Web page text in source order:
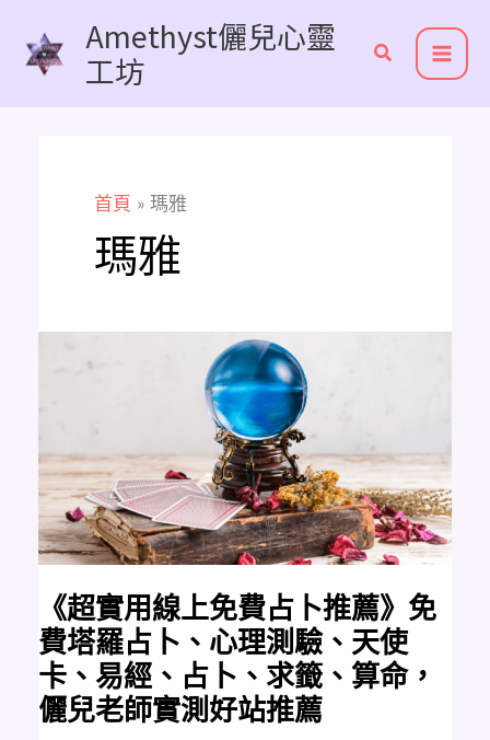
Amethyst儷兒心靈
工坊
首頁 瑪雅
瑪雅
《超實用線上免費占卜推薦》免
費塔羅占卜、心理測驗、天使
卡、易經、占卜、求籤、算命，
儷兒老師實測好站推薦
《超
卜
推
薦》
免
費
塔
羅
占
心
理
測
驗、
天
使
卡、
易
經、